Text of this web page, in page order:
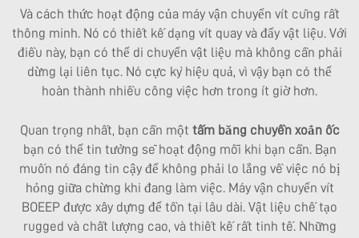
Và cách thức hoạt động của máy vận chuyển vít cũng rất
thông minh. Nó có thiết kế dạng vít quay và đẩy vật liệu. Với
điều này, bạn có thể di chuyển vật liệu mà không cần phải
dừng lại liên tục. Nó cực kỳ hiệu quả, vì vậy bạn có thể
hoàn thành nhiều công việc hơn trong ít giờ hơn.
Quan trọng nhất, bạn cần một tấm băng chuyền xoắn ốc
bạn có thể tin tưởng sẽ hoạt động mỗi khi bạn cần. Bạn
muốn nó đáng tin cậy để không phải lo lắng về việc nó bị
hỏng giữa chừng khi đang làm việc. Máy vận chuyển vít
BOEEP được xây dựng để tồn tại lâu dài. Vật liệu chế tạo
rugged và chất lượng cao, và thiết kế rất tinh tế. Những